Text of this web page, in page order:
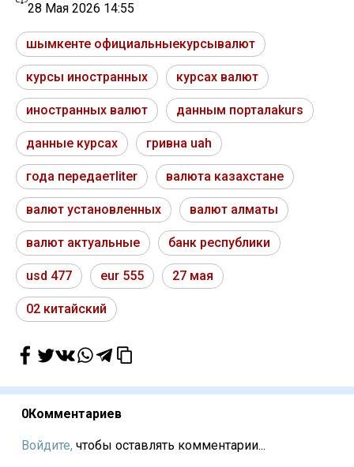
28 Мая 2026 14:55
шымкенте официальныекурсывалют
курсы иностранных курсах валют
иностранных валют данным порталаkurs
данные курсах гривна uah
года передаетliter валюта казахстане
валют установленных валют алматы
валют актуальные банк республики
usd 477 eur 555 27 мая
02 китайский
0Комментариев
Войдите, чтобы оставлять комментарии...